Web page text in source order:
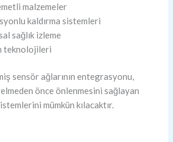
malzemeler
kaldırma sistemleri
sağlık izleme
teknolojileri
sensör ağlarının entegrasyonu,
önce önlenmesini sağlayan
mümkün kılacaktır.